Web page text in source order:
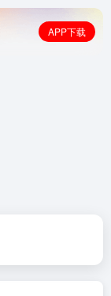
APP下载